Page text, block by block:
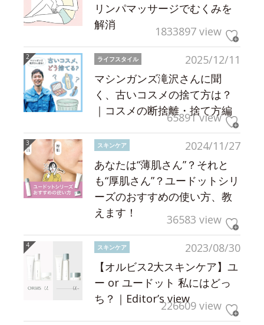
リンパマッサージでむくみを
解消
1833897 view
2025/12/11
ライフスタイル
マシンガンズ滝沢さんに聞
く、古いコスメの捨て方は？
｜コスメの断捨離・捨て方編
65891 view
2024/11/27
スキンケア
あなたは“薄肌さん”？それと
も“厚肌さん”？ユードットシリ
ーズのおすすめの使い方、教
えます！
36583 view
2023/08/30
スキンケア
【オルビス2大スキンケア】ユ
ー or ユードット 私にはどっ
ち？｜Editor’s view226609 view